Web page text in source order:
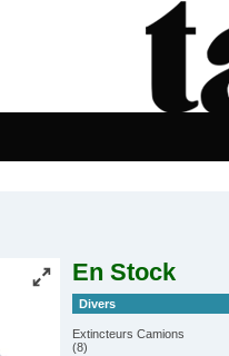
En Stock
Divers
Extincteurs Camions
(8)